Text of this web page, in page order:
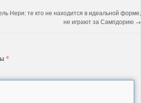
Нери: те кто не находится в идеальной форме,
не играют за Сампдорию →
*